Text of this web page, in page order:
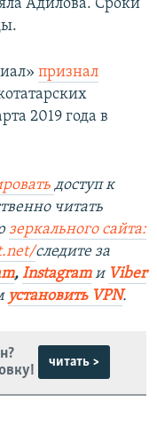
Адилова. Сроки
признал
2019 года в
доступ к
читать
зеркального сайта:
следите за
, Instagramи Viber
установить VPN.
читать >